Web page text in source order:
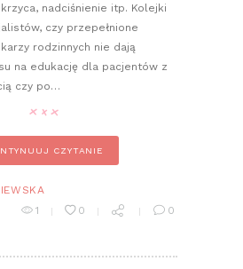
nadciśnienie itp. Kolejki
czy przepełnione
rodzinnych nie dają
na edukację dla pacjentów z
czy po…
CZYTANIE
1
0 0